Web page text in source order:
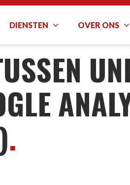
DIENSTEN OVER ONS
.